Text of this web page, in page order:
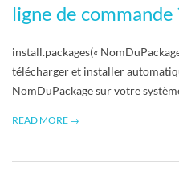
ligne de commande
install.packages(«
télécharger et installer
NomDuPackage sur votre
READ MORE →